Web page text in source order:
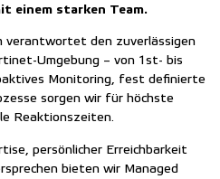
einem starken Team.
verantwortet den zuverlässigen
Umgebung – von 1st- bis
Monitoring, fest definierte
sorgen wir für höchste
Reaktionszeiten.
persönlicher Erreichbarkeit
bieten wir Managed